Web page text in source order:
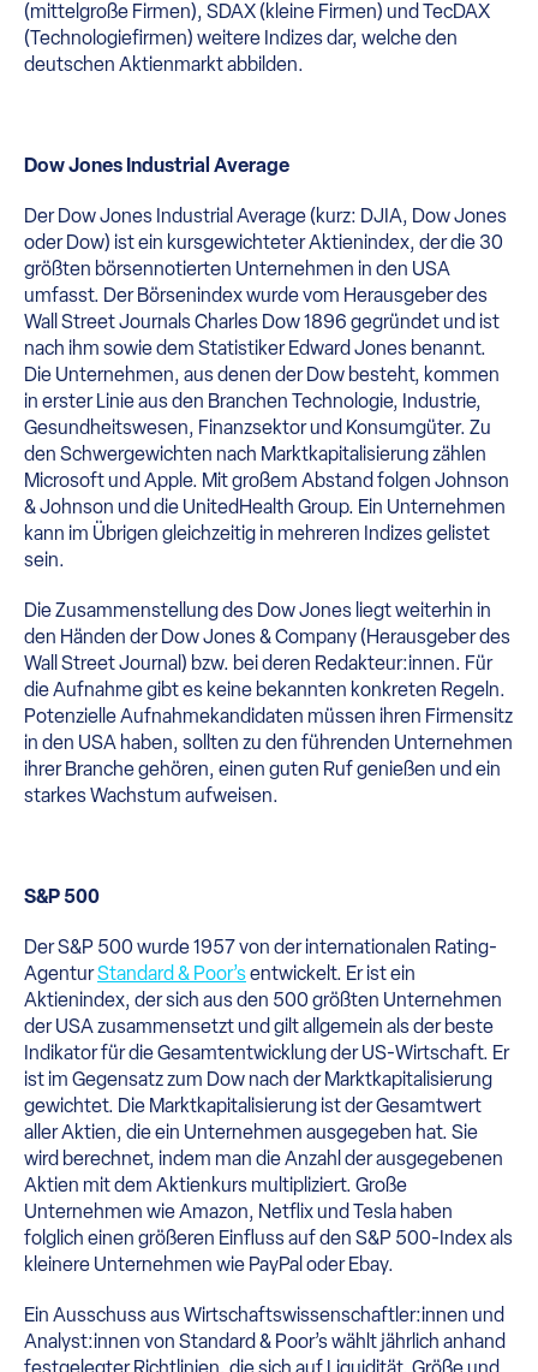
(mittelgroße Firmen), SDAX (kleine Firmen) und TecDAX
(Technologiefirmen) weitere Indizes dar, welche den
deutschen Aktienmarkt abbilden.
Dow Jones Industrial Average
Der Dow Jones Industrial Average (kurz: DJIA, Dow Jones
oder Dow) ist ein kursgewichteter Aktienindex, der die 30
größten börsennotierten Unternehmen in den USA
umfasst. Der Börsenindex wurde vom Herausgeber des
Wall Street Journals Charles Dow 1896 gegründet und ist
nach ihm sowie dem Statistiker Edward Jones benannt.
Die Unternehmen, aus denen der Dow besteht, kommen
in erster Linie aus den Branchen Technologie, Industrie,
Gesundheitswesen, Finanzsektor und Konsumgüter. Zu
den Schwergewichten nach Marktkapitalisierung zählen
Microsoft und Apple. Mit großem Abstand folgen Johnson
& Johnson und die UnitedHealth Group. Ein Unternehmen
kann im Übrigen gleichzeitig in mehreren Indizes gelistet
sein.
Die Zusammenstellung des Dow Jones liegt weiterhin in
den Händen der Dow Jones & Company (Herausgeber des
Wall Street Journal) bzw. bei deren Redakteur:innen. Für
die Aufnahme gibt es keine bekannten konkreten Regeln.
Potenzielle Aufnahmekandidaten müssen ihren Firmensitz
in den USA haben, sollten zu den führenden Unternehmen
ihrer Branche gehören, einen guten Ruf genießen und ein
starkes Wachstum aufweisen.
S&P 500
Der S&P 500 wurde 1957 von der internationalen Rating-
AgenturStandard & Poor’sentwickelt. Er ist ein
Aktienindex, der sich aus den 500 größten Unternehmen
der USA zusammensetzt und gilt allgemein als der beste
Indikator für die Gesamtentwicklung der US-Wirtschaft. Er
ist im Gegensatz zum Dow nach der Marktkapitalisierung
gewichtet. Die Marktkapitalisierung ist der Gesamtwert
aller Aktien, die ein Unternehmen ausgegeben hat. Sie
wird berechnet, indem man die Anzahl der ausgegebenen
Aktien mit dem Aktienkurs multipliziert. Große
Unternehmen wie Amazon, Netflix und Tesla haben
folglich einen größeren Einfluss auf den S&P 500-Index als
kleinere Unternehmen wie PayPal oder Ebay.
Ein Ausschuss aus Wirtschaftswissenschaftler:innen und
Analyst:innen von Standard & Poor’s wählt jährlich anhand
festgelegter Richtlinien, die sich auf Liquidität, Größe und